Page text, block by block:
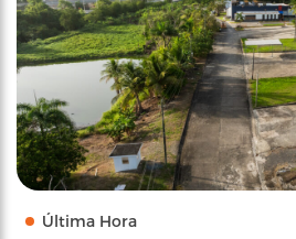
Última Hora